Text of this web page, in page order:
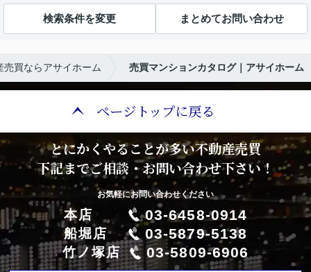
検索条件を変更 まとめてお問い合わせ
買ならアサイホーム 売買マンションカタログ｜アサイホーム
ページトップに戻る
とにかくやることが多い不動産売買
下記までご相談・お問い合わせ下さい！
お気軽にお問い合わせください
本店 03-6458-0914
船堀店 03-5879-5138
竹ノ塚店 03-5809-6906